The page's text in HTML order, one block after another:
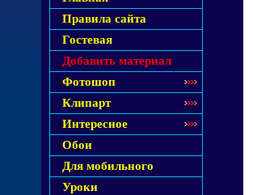
Правила сайта
Гостевая
Добавить материал
Фотошоп
Клипарт
Интересное
Обои
Для мобильного
Уроки